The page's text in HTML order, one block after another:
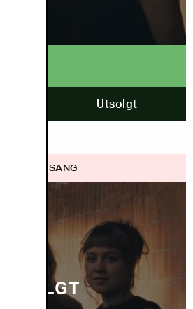
ULD
Utsolgt
FOLK VISESANG
UTSOLGT